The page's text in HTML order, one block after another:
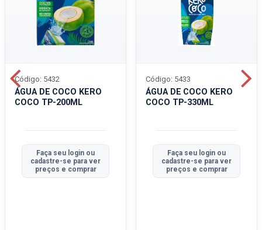
ÁGUA DE COCO KERO
COCO TP-200ML
Código: 5432
Faça seu login ou
cadastre-se para ver
preços e comprar
ÁGUA DE COCO KERO
COCO TP-330ML
Código: 5433
Faça seu login ou
cadastre-se para ver
preços e comprar